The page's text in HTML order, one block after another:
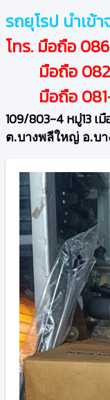
รถยุโรป นำเข้
โทร. มือถือ
มือถือ 082-
มือถือ 081-
109/803-4 หมู่13 เมื
ต.บางพลีใหญ่ อ.บา